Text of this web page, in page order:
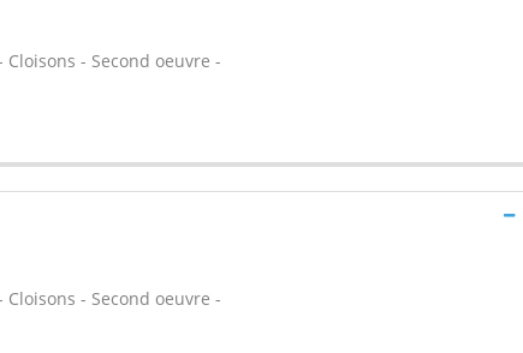
- Second oeuvre -
- Second oeuvre -